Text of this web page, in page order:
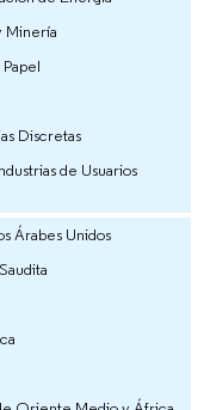
Minería
Discretas
de Usuarios
Árabes Unidos